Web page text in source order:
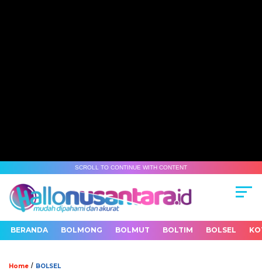
SCROLL TO CONTINUE WITH CONTENT
BERANDA BOLMONG BOLMUT BOLTIM BOLSEL
Home / BOLSEL